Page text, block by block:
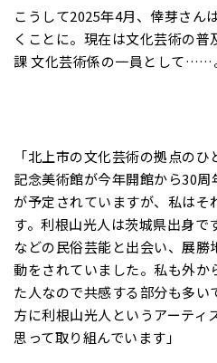
こうして2025年4月、倖芽さん
くことに。現在は文化芸術の
課 文化芸術係の一員として……
「北上市の文化芸術の拠点の
記念美術館が今年開館から30
が予定されていますが、私はそ
す。利根山光人は茨城県出身で
などの民俗芸能と出会い、展
動をされていました。私も外か
た人なので共感する部分も多い
方に利根山光人というアーティ
思って取り組んでいます」